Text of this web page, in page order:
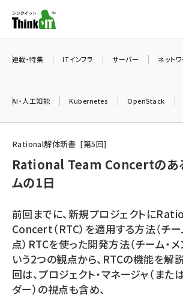
ン
ツ
加藤銘のチーム貢献～仲間と築い
iot女子会 (2295)
drupal (1966)
genai (1494)
abc123 (1371)
ai crunch (1365)
連載・特集 ITインフラ サーバー ネット
AI・人工知能 Kubernetes OpenStack
Rational解体新書 第5回
Rational Team Concertのあ
ムの1日
前回までに、新規プロジェクトに
Concert（RTC）を適用する方法（チ
点）RTCを使った開発方法（チーム・
いう2つの観点から、RTCの機能を解
回は、プロジェクト・マネージャ（また
ダー）の視点も含め、